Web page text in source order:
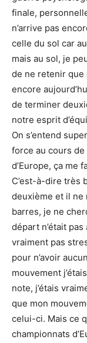
finale,
n’arrive pas
celle du sol car
mais au sol, je
de ne retenir que
encore
de terminer
notre esprit
On s’entend
force au cours
d’Europe, ça me
C’est-à-dire très
deuxième et il ne
barres, je ne
départ n’était
vraiment pas
pour n’avoir
mouvement
note, j’étais
que mon
celui-ci. Mais ce
championnats